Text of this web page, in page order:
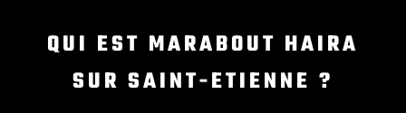
QUI EST MARABOUT HAIRA
SUR SAINT-ETIENNE ?